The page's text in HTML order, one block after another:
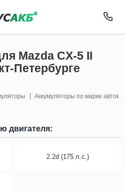
Mazda CX-5 II
Петербурге
Аккумуляторы по марке
двигателя:
2.2d (175 л.с.)